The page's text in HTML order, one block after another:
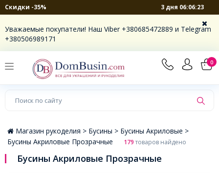
Скидки -35% 3 дня 06:06:22
Уважаемые покупатели! Наш Viber +380685472889 и Telegram
+380506989171
0
×
Магазин рукоделия > Бусины > Бусины Акриловые >
Бусины Акриловые Прозрачные
179товаров найдено
Бусины Акриловые Прозрачные